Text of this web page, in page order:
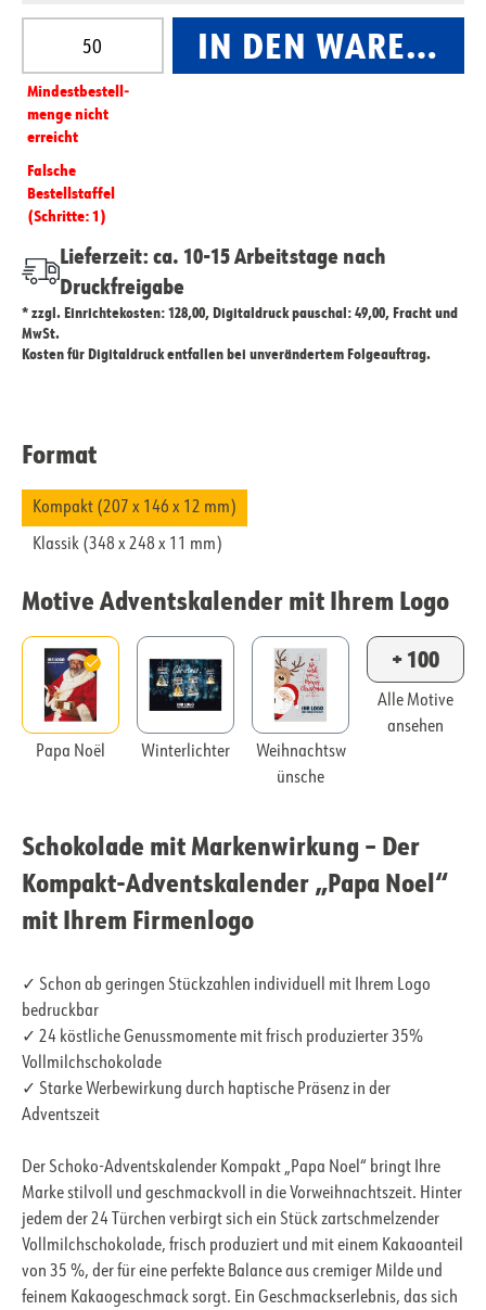
Produkt Anzahl: Gib den gewünschten Wert ein
Mindest­­bestell­­
menge nicht
erreicht
Falsche
Bestellstaffel
(Schritte: 1)
IN DEN
Lieferzeit: ca. 10-15 Arbeitstage nach
Druckfreigabe
* zzgl. Einrichtekosten: 128,00, Digitaldruck pauschal: 49,00, Fracht und
MwSt.
Kosten für Digitaldruck entfallen bei unverändertem Folgeauftrag.
Format
Kompakt (207 x 146 x 12 mm)
Klassik (348 x 248 x 11 mm)
Motive Adventskalender mit Ihrem Logo
Papa Noël Winterlichter
Weihnachtsw
ünsche
+ 100
Alle Motive
ansehen
Schokolade mit Markenwirkung – Der
Kompakt-Adventskalender „Papa Noel“
mit Ihrem Firmenlogo
✓ Schon ab geringen Stückzahlen individuell mit Ihrem Logo
bedruckbar
✓ 24 köstliche Genussmomente mit frisch produzierter 35%
Vollmilchschokolade
✓ Starke Werbewirkung durch haptische Präsenz in der
Adventszeit
Der Schoko-Adventskalender Kompakt „Papa Noel“ bringt Ihre
Marke stilvoll und geschmackvoll in die Vorweihnachtszeit. Hinter
jedem der 24 Türchen verbirgt sich ein Stück zartschmelzender
Vollmilchschokolade, frisch produziert und mit einem Kakaoanteil
von 35 %, der für eine perfekte Balance aus cremiger Milde und
feinem Kakaogeschmack sorgt. Ein Geschmackserlebnis, das sich